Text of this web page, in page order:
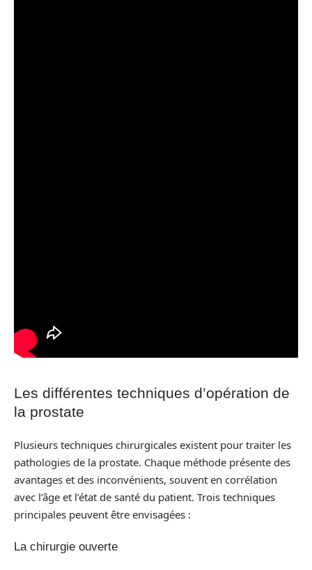
Les différentes techniques d’opération de
la prostate
Plusieurs techniques chirurgicales existent pour traiter les
pathologies de la prostate. Chaque méthode présente des
avantages et des inconvénients, souvent en corrélation
avec l’âge et l’état de santé du patient. Trois techniques
principales peuvent être envisagées :
La chirurgie ouverte